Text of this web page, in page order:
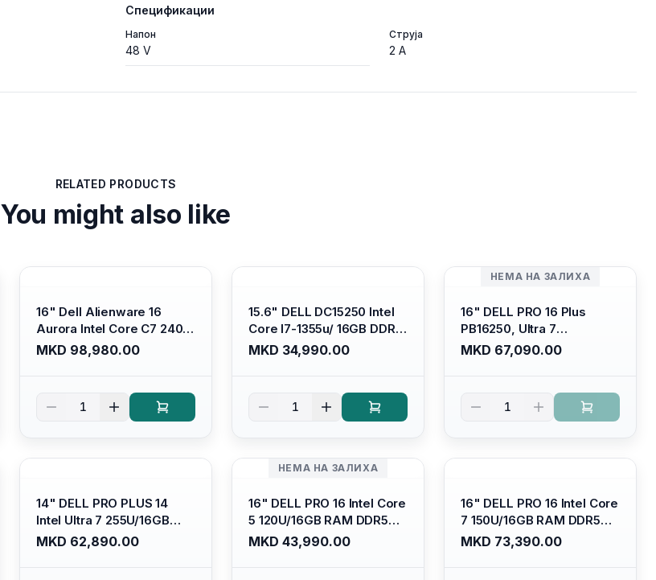
Спецификации
Напон
48 V
Струја
2 A
RELATED PRODUCTS
You might also like
16" Dell Alienware 16
Aurora Intel Core C7 240H
/16GB RAM DDR5
5600mhz/ 1TB SSD M.2
Wqxga(2560x1600) 120Hz
300 nits / Wi-fi7+bt5.4, AW
MKD 98,980.00
1
15.6" DELL DC15250 Intel
Core I7-1355u/ 16GB DDR4
/ 512GB SSD M.2 2230/
Intel UHD Graphics/ 120Hz
Display/ Backlit Kb/
Platinum Silver/ Ubuntu
MKD 34,990.00
1
НЕМА НА ЗАЛИХА
16" DELL PRO 16 Plus
PB16250, Ultra 7
265U/16GB RAM (1x 16GB)
5600 Mhz DDR5/ 512GB
/cam+mic,bt/backlit KB
/fingerprint Reader
MKD 67,090.00
1
14" DELL PRO PLUS 14
Intel Ultra 7 255U/16GB
RAM DDR5 5600mhz/ 512
GB SSD M.2 Nvme
MKD 62,890.00
НЕМА НА ЗАЛИХА
16" DELL PRO 16 Intel Core
5 120U/16GB RAM DDR5
5600mhz/ 512 GB SSD M.2
Nvme/fullhd+ (16:10)
MKD 43,990.00
16" DELL PRO 16 Intel Core
7 150U/16GB RAM DDR5
5600mhz/ 512 GB SSD M.2
Nvme (2230)/FULLHD+
MKD 73,390.00